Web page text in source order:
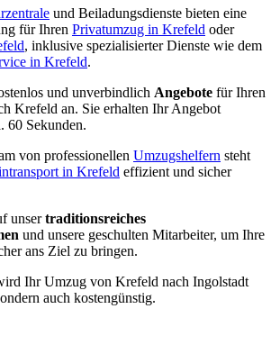
und Beiladungsdienste bieten eine
für Ihren Privatumzug in Krefeld oder
, inklusive spezialisierter Dienste wie dem
in Krefeld.
und unverbindlich Angebote für Ihren
Krefeld an. Sie erhalten Ihr Angebot
60 Sekunden.
von professionellen Umzugshelfern steht
in Krefeld effizient und sicher
unsertraditionsreiches
und unsere geschulten Mitarbeiter, um Ihre
ans Ziel zu bringen.
Ihr Umzug von Krefeld nach Ingolstadt
auch kostengünstig.